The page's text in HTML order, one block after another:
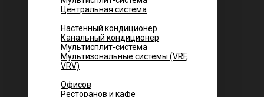
Центральная система
Настенный кондиционер
Канальный кондиционер
Мультисплит-система
Мультизональные системы (VRF,
VRV)
Офисов
Ресторанов и кафе